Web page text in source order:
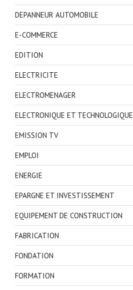
DEPANNEUR AUTOMOBILE
E-COMMERCE
EDITION
ELECTRICITE
ELECTROMENAGER
ELECTRONIQUE ET TECHNOLOGIQUE
EMISSION TV
EMPLOI
ENERGIE
EPARGNE ET INVESTISSEMENT
EQUIPEMENT DE CONSTRUCTION
FABRICATION
FONDATION
FORMATION